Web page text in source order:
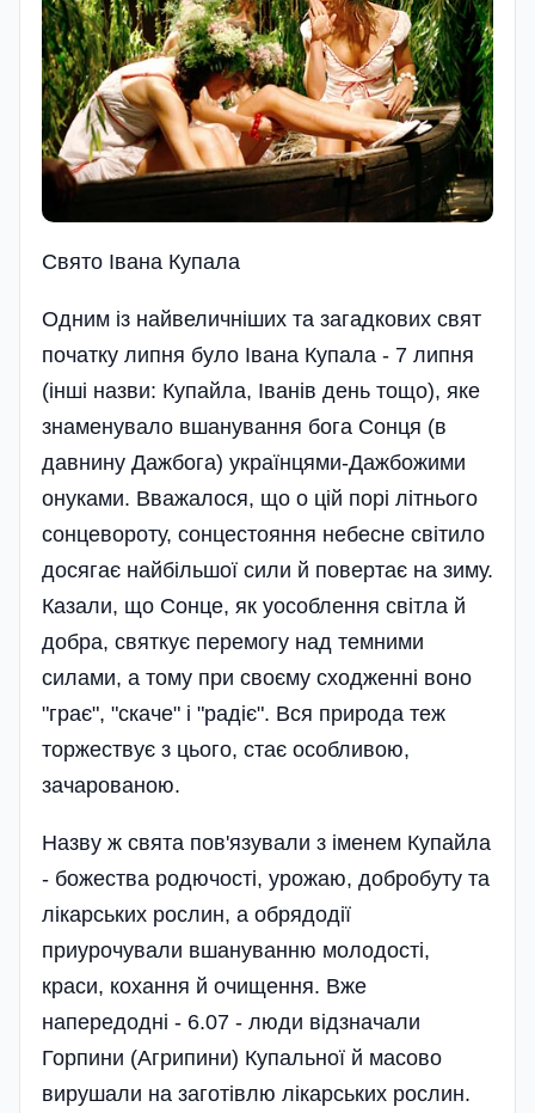
Свято Івана Купала
Одним із найвеличніших та загадкових свят
початку липня було Івана Купала - 7 липня
(інші назви: Купайла, Іванів день тощо), яке
знаменувало вшанування бога Сонця (в
давнину Дажбога) українцями-Дажбожими
онуками. Вважалося, що о цій порі літнього
сонцевороту, сонцестояння небесне світило
досягає найбільшої сили й повертає на зиму.
Казали, що Сонце, як уособлення світла й
добра, святкує перемогу над темними
силами, а тому при своєму сходженні воно
"грає", "скаче" і "радіє". Вся природа теж
торжествує з цього, стає особливою,
зачарованою.
Назву ж свята пов'язували з іменем Купайла
- божества родючості, урожаю, добробуту та
лікарських рослин, а обрядодії
приурочували вшануванню молодості,
краси, кохання й очищення. Вже
напередодні - 6.07 - люди відзначали
Горпини (Агрипини) Купальної й масово
вирушали на заготівлю лікарських рослин.